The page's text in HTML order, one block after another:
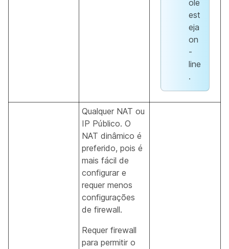
ole
est
eja
on
-
line
.
Qualquer NAT ou
IP Público. O
NAT dinâmico é
preferido, pois é
mais fácil de
configurar e
requer menos
configurações
de firewall.
Requer firewall
para permitir o